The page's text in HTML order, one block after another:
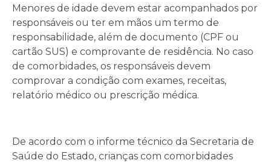
Menores de idade devem estar acompanhados por
responsáveis ou ter em mãos um termo de
responsabilidade, além de documento (CPF ou
cartão SUS) e comprovante de residência. No caso
de comorbidades, os responsáveis devem
comprovar a condição com exames, receitas,
relatório médico ou prescrição médica.
De acordo com o informe técnico da Secretaria de
Saúde do Estado, crianças com comorbidades